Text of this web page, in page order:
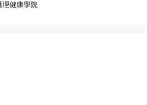
健康學院